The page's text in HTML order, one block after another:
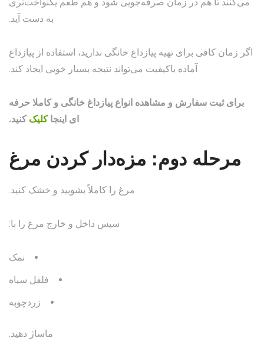
به دست آید.
اگر زمان کافی برای تهیه پیازداغ خانگی ندارید، استفاده از پیازداغ
آماده باکیفیت می‌تواند نتیجه بسیار خوبی ایجاد کند.
برای ثبت سفارش و مشاهده انواع پیازداغ خانگی و کاملا حرفه
ای اینجاکلیک کنید.
مرحله دوم: مزه‌دار کردن مرغ
مرغ را کاملاً بشویید و خشک کنید.
سپس داخل و خارج مرغ را با:
نمک
فلفل سیاه
زردچوبه
ماساژ دهید.